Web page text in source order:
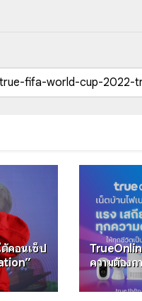
คอนเซ็ป
ความต้องก